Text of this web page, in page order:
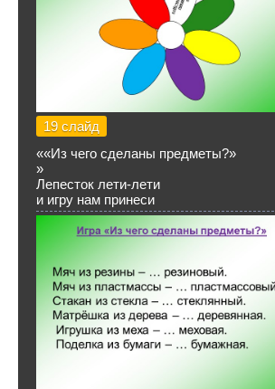
19 слайд
««Из чего сделаны предметы?»
»
Лепесток лети-лети
и игру нам принеси